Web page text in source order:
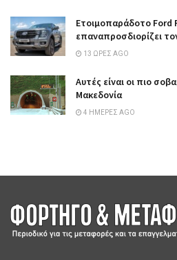
Ετοιμοπαράδοτο Ford
επαναπροσδιορίζει
13 ΏΡΕΣ AGO
Αυτές είναι οι πιο
Μακεδονία
4 ΗΜΈΡΕΣ AGO